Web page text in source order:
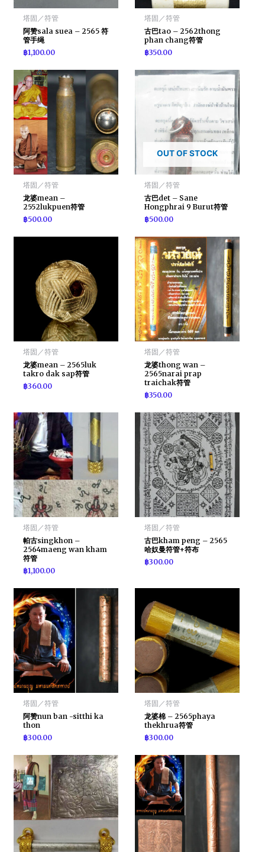
塔固／符管
阿赞sala suea – 2565 符
管手绳
฿1,100.00
塔固／符管
古巴tao – 2562thong
phan chang符管
฿350.00
塔固／符管
龙婆mean –
2552lukpuen符管
฿500.00
OUT OF STOCK
塔固／符管
古巴det – Sane
Hongphrai 9 Burut符管
฿500.00
塔固／符管
龙婆mean – 2565luk
takro dak sap符管
฿360.00
塔固／符管
龙婆thong wan –
2565narai prap
traichak符管
฿350.00
塔固／符管
帕古singkhon –
2564maeng wan kham
符管
฿1,100.00
塔固／符管
古巴kham peng – 2565
哈奴曼符管+符布
฿300.00
塔固／符管
阿赞nun ban -sitthi ka
thon
฿300.00
塔固／符管
龙婆棉 – 2565phaya
thekhrua符管
฿300.00